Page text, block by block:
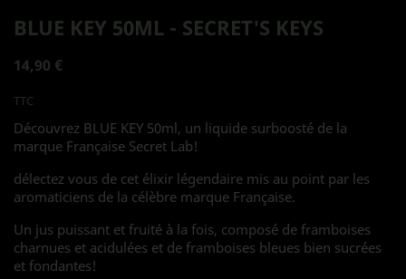
BLUE KEY 50ML - SECRET'S KEYS
14,90 €
TTC
Découvrez BLUE KEY 50ml, un liquide surboosté de la
marque Française Secret Lab!
délectez vous de cet élixir légendaire mis au point par les
aromaticiens de la célèbre marque Française.
Un jus puissant et fruité à la fois, composé de framboises
charnues et acidulées et de framboises bleues bien sucrées
et fondantes!